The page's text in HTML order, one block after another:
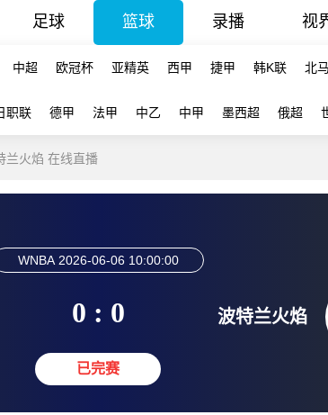
足球 篮球 录播 视
中超 欧冠杯 亚精英 西甲 捷甲 韩K联 北
职联 德甲 法甲 中乙 中甲 墨西超 俄超
兰火焰 在线直播
WNBA 2026-06-06 10:00:00
0 : 0
已完赛
波特兰火焰